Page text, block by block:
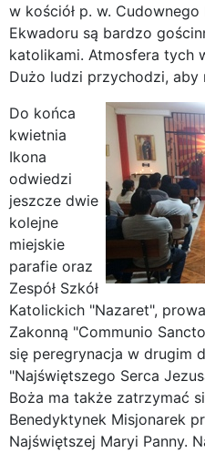
w kościół p. w.
Ekwadoru są bardzo
katolikami. Atmosfera tych
Dużo ludzi przychodzi, aby
Do końca
kwietnia
Ikona
odwiedzi
jeszcze dwie
kolejne
miejskie
parafie oraz
Zespół Szkół
Katolickich "Nazaret",
Zakonną "Communio
się peregrynacja w drugim
"Najświętszego Serca
Boża ma także zatrzymać
Benedyktynek Misjonarek
Najświętszej Maryi Panny.